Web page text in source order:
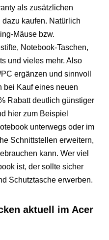
als zusätzlichen
kaufen. Natürlich
Mäuse bzw.
Notebook-Taschen,
und vieles mehr. Also
ergänzen und sinnvoll
bei Kauf eines neuen
Rabatt deutlich günstiger
hier zum Beispiel
unterwegs oder im
Schnittstellen erweitern,
kann. Wer viel
ist, der sollte sicher
Schutztasche erwerben.
aktuell im Acer